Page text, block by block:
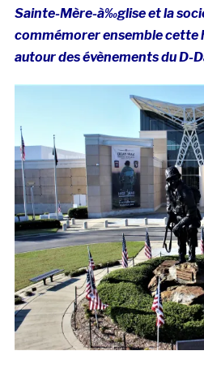
Sainte-Mère-à‰glise et la
commémorer ensemble cette
autour des évènements du D-